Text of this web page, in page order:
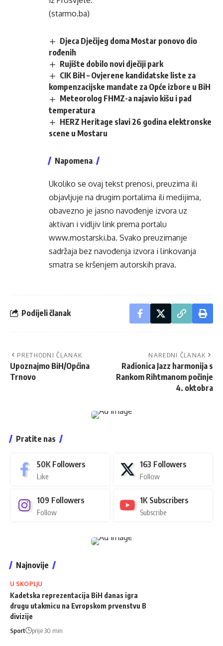
(starmo.ba)
Djeca Dječijeg doma Mostar ponovo dio
rođenih
Rujište dobilo novi dječiji park
CIK BiH – Ovjerene kandidatske liste za
kompenzacijske mandate za Opće izbore u BiH
Meteorolog FHMZ-a najavio kišu i pad
temperatura
HERZ Heritage slavi 26 godina elektronske
scene u Mostaru
Napomena
Ukoliko se ovaj tekst prenosi, preuzima ili
objavljuje na drugim portalima ili medijima,
obavezno je jasno navođenje izvora uz
aktivan i vidljiv link prema portalu
www.mostarski.ba. Svako preuzimanje
sadržaja bez navođenja izvora i linkovanja
smatra se kršenjem autorskih prava.
Podijeli članak
PRETHODNI ČLANAK
Upoznajmo BiH/Općina
Trnovo
NAREDNI ČLANAK
Radionica Jazz harmonija s
Rankom Rihtmanom počinje
4. oktobra
Pratite nas
50K Followers
Like
163 Followers
Follow
109 Followers
Follow
1K Subscribers
Subscribe
Najnovije
U SKOPLJU
Kadetska reprezentacija BiH danas igra
drugu utakmicu na Evropskom prvenstvu B
divizije
Sport prije 30 min